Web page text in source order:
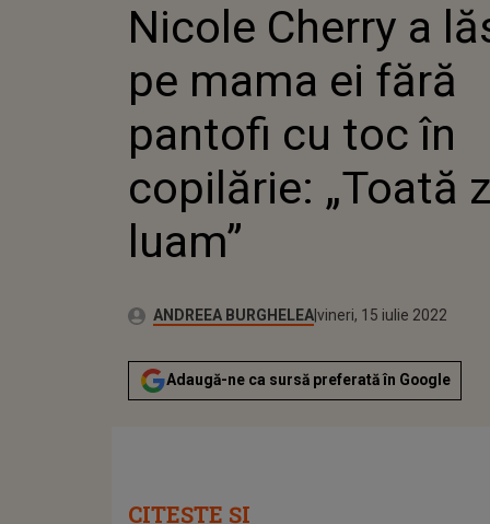
FĂRĂ
TOC ÎN
„TOATĂ
Nicole Cherry a
pe mama ei fără
pantofi cu toc în
copilărie: „Toată
luam”
Autor:ANDREEA BURGHELEAPublicat:
luni, 26 octombrie 2020
Actualizat:
vineri, 15 iulie 2022
Adaugă-ne ca sursă preferată în Google
CITEȘTE ȘI